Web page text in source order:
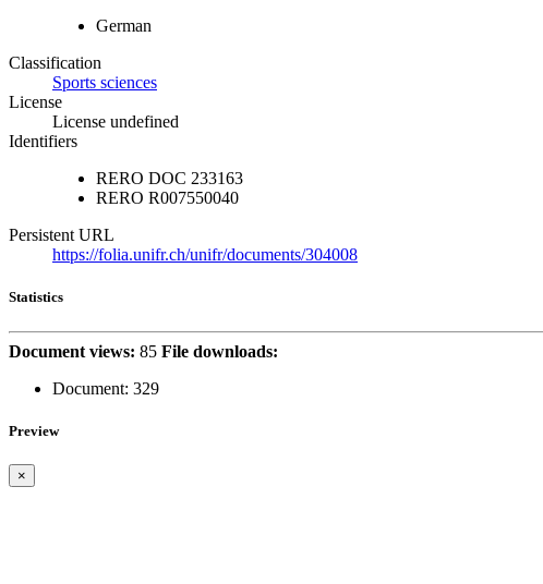
German
Classification
Sports sciences
License
License undefined
Identifiers
RERO DOC 233163
RERO R007550040
Persistent URL
https://folia.unifr.ch/unifr/documents/304008
Statistics
Document views: 85 File downloads:
Document: 329
Preview
×